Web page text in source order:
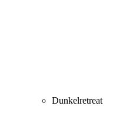
Dunkelretreat